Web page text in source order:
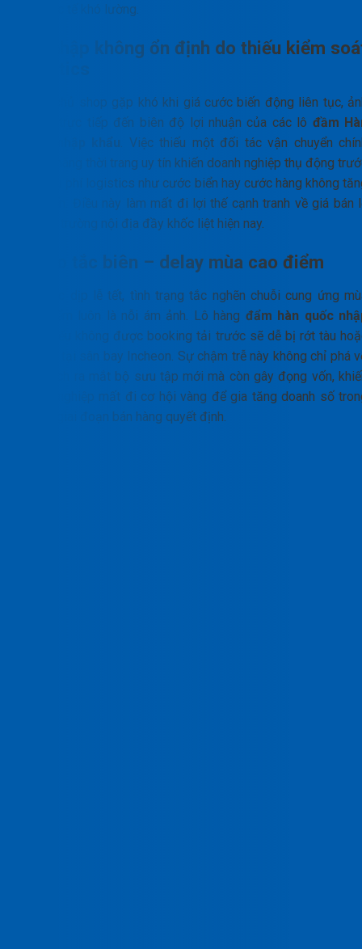
tải quốc tế khó lường.
Giá nhập không ổn định do thiếu kiểm
Nhiều chủ shop gặp khó khi giá cước biến động liên tục,
hưởng trực tiếp đến biên độ lợi nhuận của các lô đầm
Quốc nhập khẩu. Việc thiếu một đối tác vận chuyển
ngạch hàng thời trang uy tín khiến doanh nghiệp thụ động
các phụ phí logistics như cước biển hay cước hàng không
đột biến. Điều này làm mất đi lợi thế cạnh tranh về giá bán
trên thị trường nội địa đầy khốc liệt hiện nay.
Rủi ro tắc biên – delay mùa cao điểm
Vào các dịp lễ tết, tình trạng tắc nghẽn chuỗi cung ứng
cao điểm luôn là nỗi ám ảnh. Lô hàng đẩm hàn quốc
nếu không được booking tải trước sẽ dễ bị rớt tàu
offload tại sân bay Incheon. Sự chậm trễ này không chỉ phá
kế hoạch ra mắt bộ sưu tập mới mà còn gây đọng vốn,
doanh nghiệp mất đi cơ hội vàng để gia tăng doanh số
những giai đoạn bán hàng quyết định.